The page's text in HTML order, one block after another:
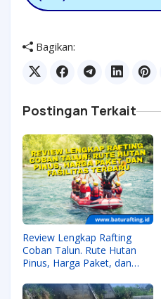
Bagikan:
Postingan Terkait
Review Lengkap Rafting
Coban Talun. Rute Hutan
Pinus, Harga Paket, dan